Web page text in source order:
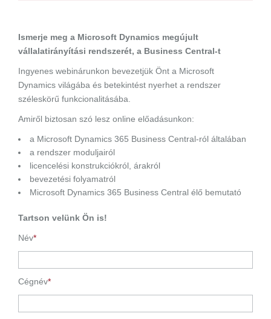
Ismerje meg a Microsoft Dynamics megújult
vállalatirányítási rendszerét, a Business Central-t
Ingyenes webinárunkon bevezetjük Önt a Microsoft
Dynamics világába és betekintést nyerhet a rendszer
széleskörű funkcionalitásába.
Amiről biztosan szó lesz online előadásunkon:
a Microsoft Dynamics 365 Business Central-ról általában
a rendszer moduljairól
licencelési konstrukciókról, árakról
bevezetési folyamatról
Microsoft Dynamics 365 Business Central élő bemutató
Tartson velünk Ön is!
Név*
Cégnév*